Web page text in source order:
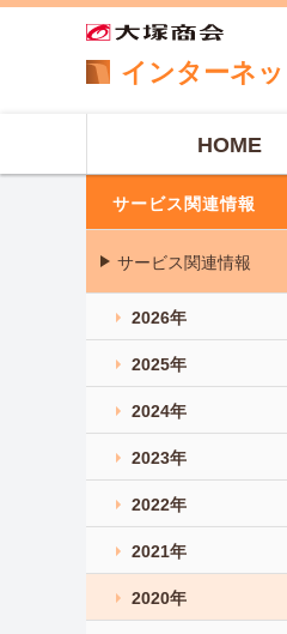
インターネッ
HOME
サービス関連情報
サービス関連情報
2026年
2025年
2024年
2023年
2022年
2021年
2020年